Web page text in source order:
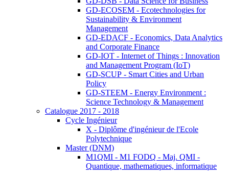
GD-ECOSEM - Ecotechnologies for
Sustainability & Environment
Management
GD-EDACF - Economics, Data Analytics
and Corporate Finance
GD-IOT - Internet of Things : Innovation
and Management Program (IoT)
GD-SCUP - Smart Cities and Urban
Policy
GD-STEEM - Energy Environment :
Science Technology & Management
Catalogue 2017 - 2018
Cycle Ingénieur
X - Diplôme d'ingénieur de l'Ecole
Polytechnique
Master (DNM)
M1QMI - M1 FODQ - Maj. QMI -
Quantique, mathematiques, informatique